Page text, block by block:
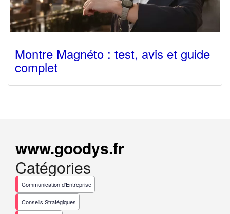
Montre Magnéto : test, avis et guide
complet
www.goodys.fr
Catégories
Communication d’Entreprise
Conseils Stratégiques